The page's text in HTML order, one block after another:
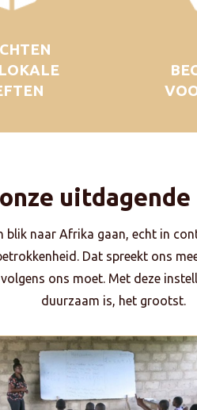
blik naar Afrika gaan, echt in
Dat spreekt ons
ons moet. Met deze
duurzaam is, het grootst.